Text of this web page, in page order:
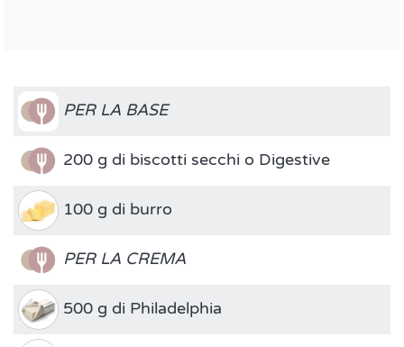
PER LA BASE
200 g di biscotti secchi o Digestive
100 g di burro
PER LA CREMA
500 g di Philadelphia